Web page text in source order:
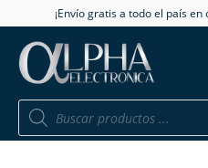
¡Envío gratis a todo el país
Búsqueda
productos